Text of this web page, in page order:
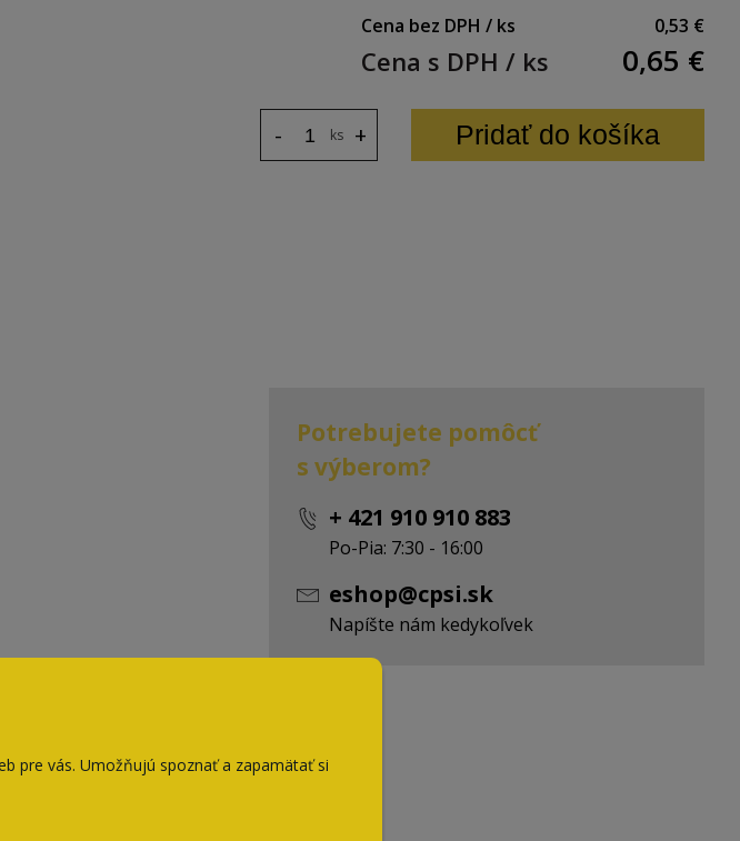
pre vás. Umožňujú spoznať a zapamätať si
Cena bez DPH / ks
0,53 €
Cena s DPH / ks 0,65 €
ks +
- Pridať do košíka
Potrebujete pomôcť
s výberom?
+ 421 910 910 883
Po-Pia: 7:30 - 16:00
eshop@cpsi.sk
Napíšte nám kedykoľvek